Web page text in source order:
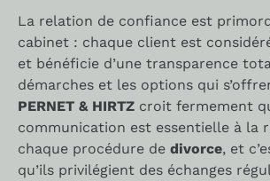
La relation de confiance est
cabinet : chaque client est
et bénéficie d’une transparence
démarches et les options qui
PERNET & HIRTZ croit fermement
communication est essentielle à la
chaque procédure de divorce, et
qu’ils privilégient des échanges